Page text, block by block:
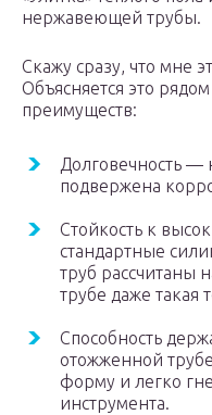
нержавеющей трубы.
Скажу сразу, что мне
Объясняется это
преимуществ:
Долговечность —
подвержена
Стойкость к
стандартные
труб рассчитаны
трубе даже такая
Способность
отожженной
форму и легко
инструмента.